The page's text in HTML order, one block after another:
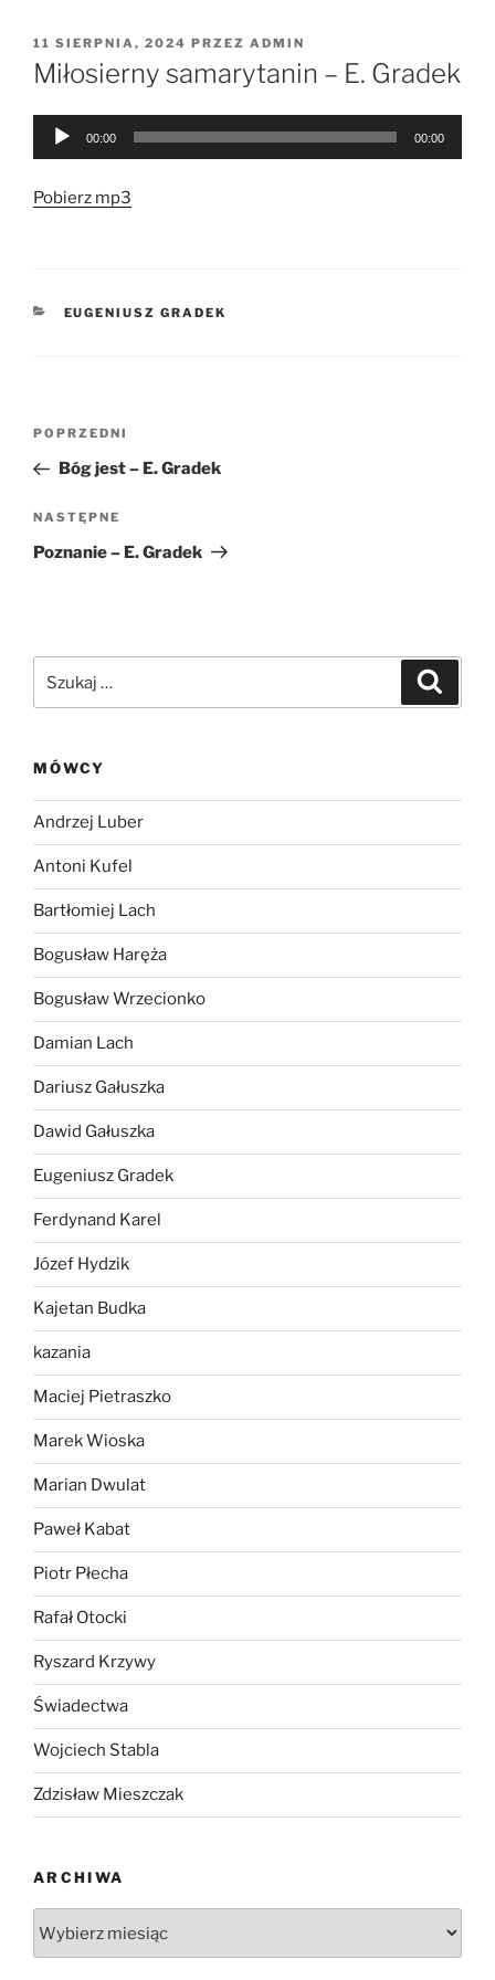
OPUBLIKOWANE
W
11 SIERPNIA, 2024 PRZEZ ADMIN
Miłosierny samarytanin – E. Gradek
Odtwarzacz
00:00 00:00
Pobierz mp3
KATEGORIE
EUGENIUSZ GRADEK
Nawigacja
Poprzedni
wpis
POPRZEDNI
Bóg jest – E. Gradek
Następny
wpis
NASTĘPNE
Poznanie – E. Gradek
MÓWCY
Andrzej Luber
Antoni Kufel
Bartłomiej Lach
Bogusław Haręża
Bogusław Wrzecionko
Damian Lach
Dariusz Gałuszka
Dawid Gałuszka
Eugeniusz Gradek
Ferdynand Karel
Józef Hydzik
Kajetan Budka
kazania
Maciej Pietraszko
Marek Wioska
Marian Dwulat
Paweł Kabat
Piotr Płecha
Rafał Otocki
Ryszard Krzywy
Świadectwa
Wojciech Stabla
Zdzisław Mieszczak
ARCHIWA